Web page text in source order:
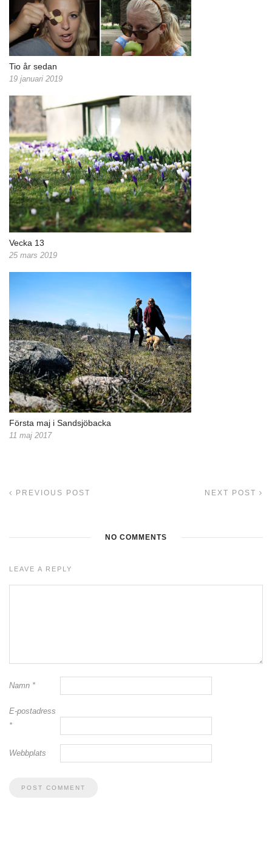
Tio år sedan
19 januari 2019
Vecka 13
25 mars 2019
Första maj i Sandsjöbacka
11 maj 2017
PREVIOUS POST NEXT POST
NO COMMENTS
LEAVE A REPLY
Namn *
E-postadress
*
Webbplats